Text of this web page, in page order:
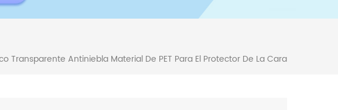
Transparente Antiniebla Material De PET Para El Protector De La Cara